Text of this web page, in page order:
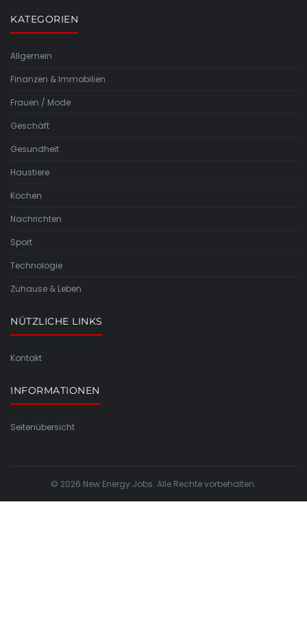
KATEGORIEN
Allgemein
Finanzen & Immobilien
Frauen / Mode
Geschäft
Gesundheit
Haustiere
Kochen
Nachrichten
Sport
Technologie
Zuhause & Leben
NÜTZLICHE LINKS
Kontakt
INFORMATIONEN
Seitenübersicht
© 2026 New Energy Jobs. Alle Rechte vorbehalten.